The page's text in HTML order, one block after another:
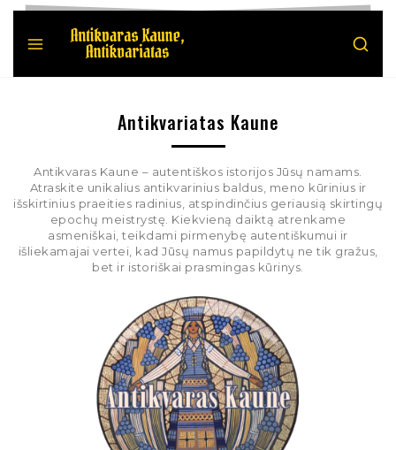
Antikvariatas Kaune
Antikvaras Kaune – autentiškos istorijos Jūsų namams.
Atraskite unikalius antikvarinius baldus, meno kūrinius ir
išskirtinius praeities radinius, atspindinčius geriausią skirtingų
epochų meistrystę. Kiekvieną daiktą atrenkame
asmeniškai, teikdami pirmenybę autentiškumui ir
išliekamajai vertei, kad Jūsų namus papildytų ne tik gražus,
bet ir istoriškai prasmingas kūrinys.